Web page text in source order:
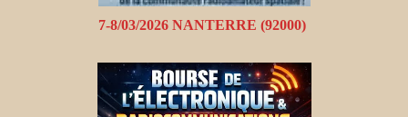
7-8/03/2026 NANTERRE (92000)